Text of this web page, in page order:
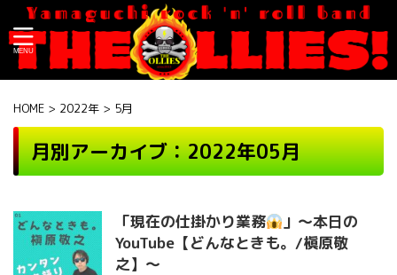
HOME > 2022年 > 5月
月別アーカイブ：2022年05月
「現在の仕掛かり業務
」〜本日の
YouTube【どんなときも。/槇原敬
之】〜